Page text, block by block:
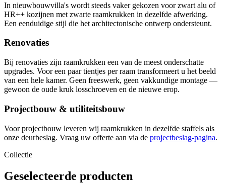
In nieuwbouwvilla's wordt steeds vaker gekozen voor zwart alu of
HR++ kozijnen met zwarte raamkrukken in dezelfde afwerking.
Een eenduidige stijl die het architectonische ontwerp ondersteunt.
Renovaties
Bij renovaties zijn raamkrukken een van de meest onderschatte
upgrades. Voor een paar tientjes per raam transformeert u het beeld
van een hele kamer. Geen freeswerk, geen vakkundige montage —
gewoon de oude kruk losschroeven en de nieuwe erop.
Projectbouw & utiliteitsbouw
Voor projectbouw leveren wij raamkrukken in dezelfde staffels als
onze deurbeslag. Vraag uw offerte aan via de projectbeslag-pagina.
Collectie
Geselecteerde producten